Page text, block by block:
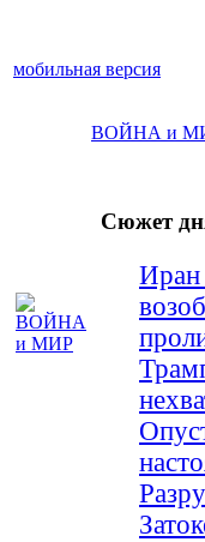
мобильная версия
ВОЙНА и
Сюжет
Иран